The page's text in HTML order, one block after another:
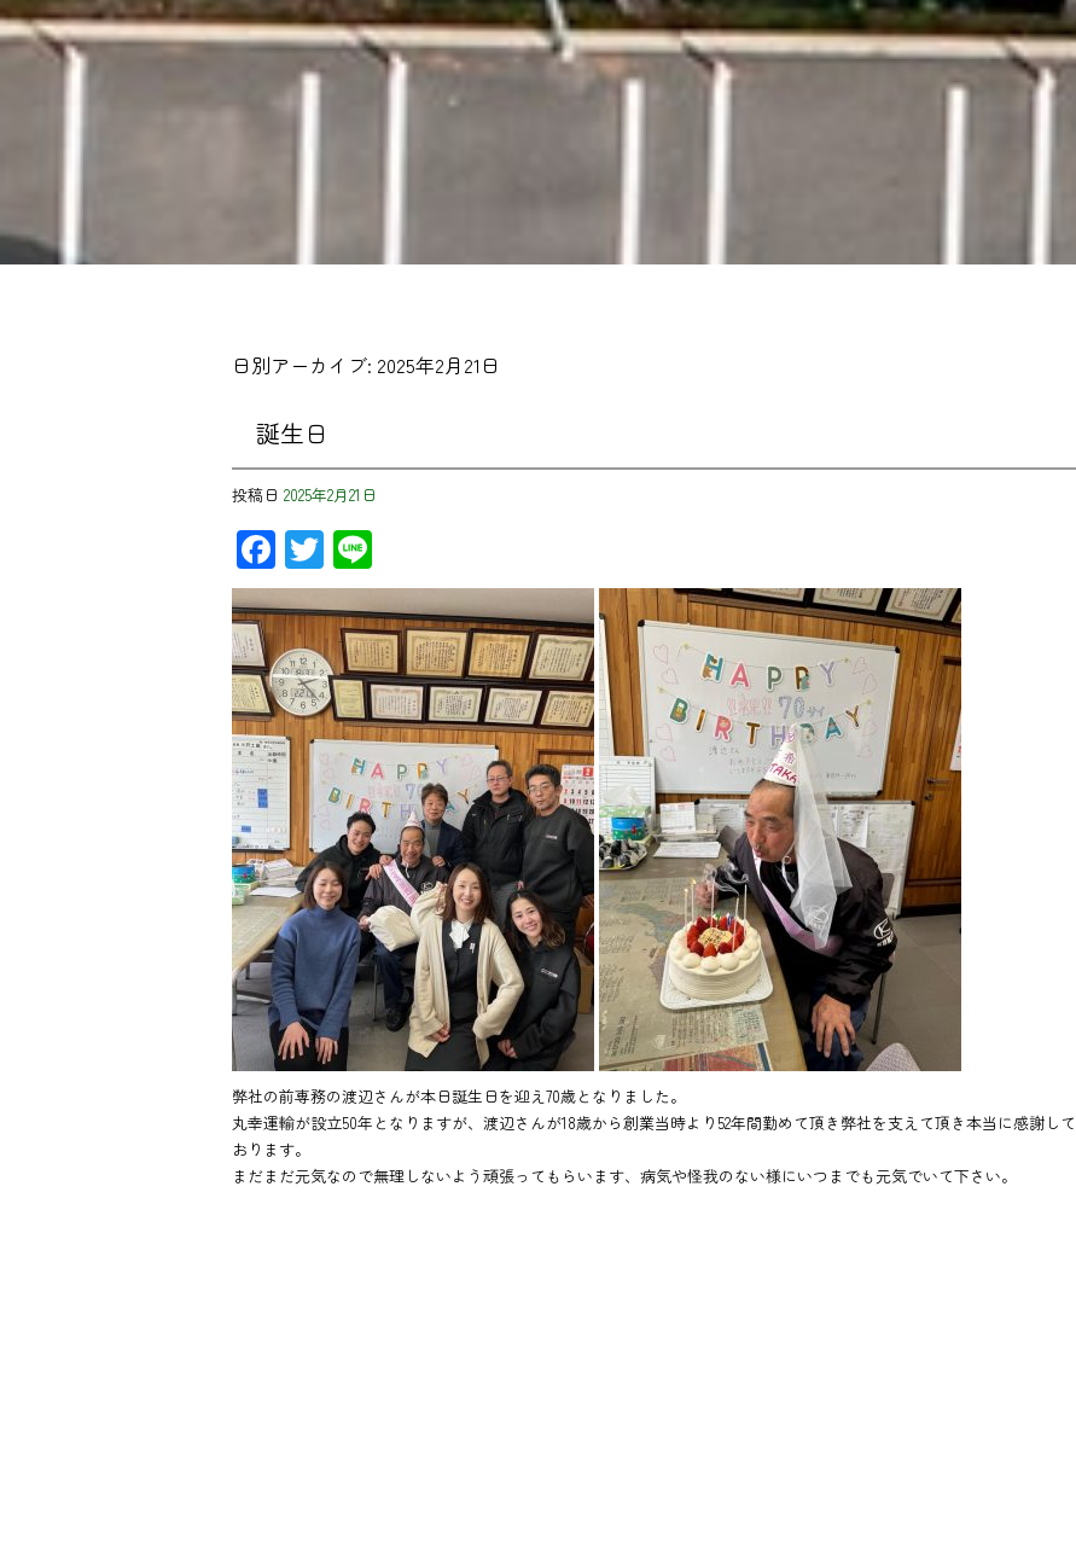
日別アーカイブ: 2025年2月21日
誕生日
投稿日 2025年2月21日
Facebook
Twitter
弊社の前専務の渡辺さんが本日誕生日を迎え70歳となりました。
丸幸運輸が設立50年となりますが、渡辺さんが18歳から創業当時より52年間勤めて頂き弊社を支えて頂き本当に感謝して
おります。
まだまだ元気なので無理しないよう頑張ってもらいます、病気や怪我のない様にいつまでも元気でいて下さい。